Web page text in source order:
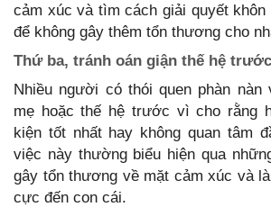
cảm xúc và tìm cách giải quyết khôn
để không gây thêm tổn thương cho
Thứ ba, tránh oán giận thế hệ
Nhiều người có thói quen phàn nàn
mẹ hoặc thế hệ trước vì cho rằng
kiện tốt nhất hay không quan tâm
việc này thường biểu hiện qua
gây tổn thương về mặt cảm xúc và
cực đến con cái.